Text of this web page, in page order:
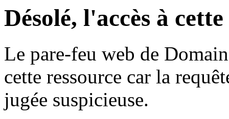
Désolé, l'accès à
Le pare-feu web de
cette ressource car la
jugée suspicieuse.